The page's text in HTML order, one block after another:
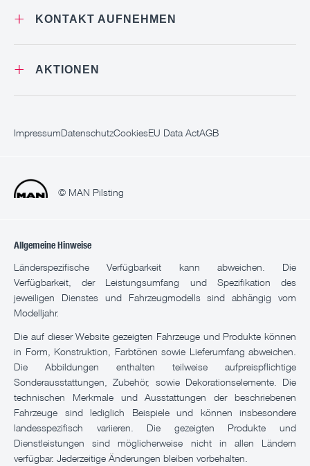
+ KONTAKT AUFNEHMEN
+ AKTIONEN
ImpressumDatenschutzCookiesEU Data ActAGB
© MAN Pilsting
Allgemeine Hinweise
Länderspezifische Verfügbarkeit kann abweichen. Die
Verfügbarkeit, der Leistungsumfang und Spezifikation des
jeweiligen Dienstes und Fahrzeugmodells sind abhängig vom
Modelljahr.
Die auf dieser Website gezeigten Fahrzeuge und Produkte können
in Form, Konstruktion, Farbtönen sowie Lieferumfang abweichen.
Die Abbildungen enthalten teilweise aufpreispflichtige
Sonderausstattungen, Zubehör, sowie Dekorationselemente. Die
technischen Merkmale und Ausstattungen der beschriebenen
Fahrzeuge sind lediglich Beispiele und können insbesondere
landesspezifisch variieren. Die gezeigten Produkte und
Dienstleistungen sind möglicherweise nicht in allen Ländern
verfügbar. Jederzeitige Änderungen bleiben vorbehalten.